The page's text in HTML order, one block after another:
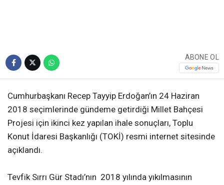
ABONE OL
Cumhurbaşkanı Recep Tayyip Erdoğan’ın 24 Haziran
2018 seçimlerinde gündeme getirdiği Millet Bahçesi
Projesi için ikinci kez yapılan ihale sonuçları, Toplu
Konut İdaresi Başkanlığı (TOKİ) resmi internet sitesinde
açıklandı.
Tevfik Sırrı Gür Stadı’nın 2018 yılında yıkılmasının